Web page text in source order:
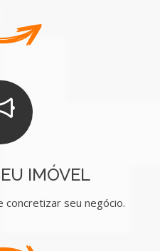
IMÓVEL
concretizar seu negócio.